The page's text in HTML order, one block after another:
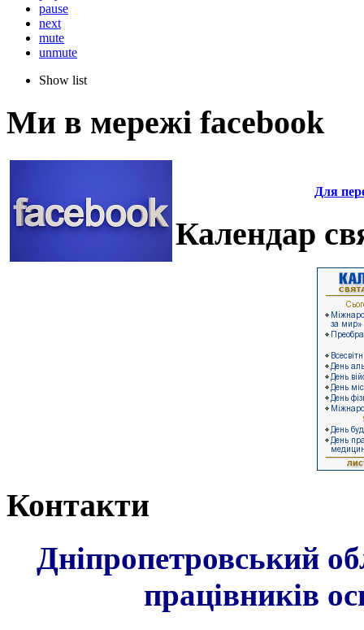
pause
next
mute
unmute
Show list
Ми в мережі facebook
Для
Календар
Контакти
Дніпропетровський
працівників